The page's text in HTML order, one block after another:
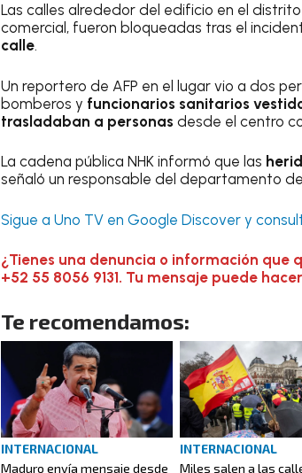
Las calles alrededor del edificio en el
comercial, fueron bloqueadas tras el
calle.
Un reportero de AFP en el lugar vio a dos
bomberos y funcionarios sanitarios
trasladaban a personas desde el centro
La cadena pública NHK informó que las
señaló un responsable del departamento
Sigue a Uno TV en Google Discover y
¿Tienes una denuncia o información que
+52 55 8056 9131. Tu mensaje puede
Te recomendamos:
INTERNACIONAL
Maduro envía mensaje desde
INTERNACIONAL
Miles salen a las